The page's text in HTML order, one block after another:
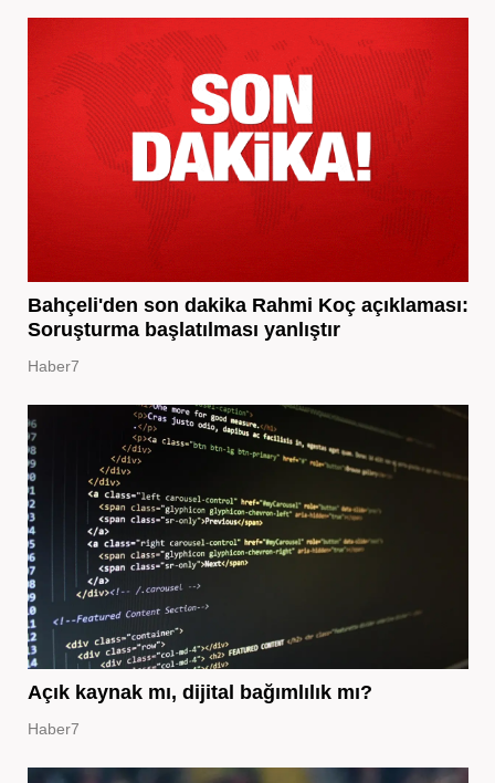
Bahçeli'den son dakika Rahmi Koç açıklaması:
Soruşturma başlatılması yanlıştır
Haber7
Açık kaynak mı, dijital bağımlılık mı?
Haber7